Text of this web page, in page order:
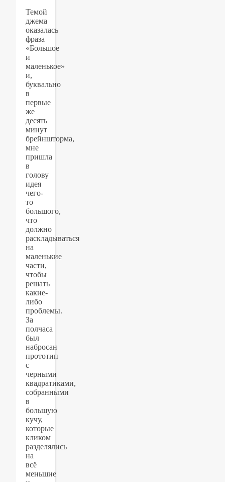
Темой
джема
оказалась
фраза
«Большое
и
маленькое»
и,
буквально
в
первые
же
десять
минут
брейншторма,
мне
пришла
в
голову
идея
чего-
то
большого,
что
должно
раскладываться
на
маленькие
части,
чтобы
решать
какие-
либо
проблемы.
За
полчаса
был
набросан
прототип
с
черными
квадратиками,
собранными
в
большую
кучу,
которые
кликом
разделялись
на
всё
меньшие